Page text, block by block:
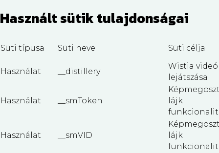
Használt sütik tulajdonságai
Süti típusa Süti neve Süti célja
Használat __distillery
Wistia
lejátszása
Használat __smToken
lájk
Használat __smVID
lájk